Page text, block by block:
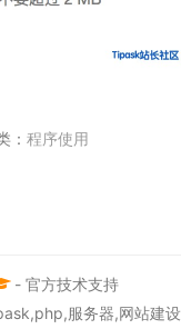
： 程序使用
- 官方技术支持
服务器,网站建设